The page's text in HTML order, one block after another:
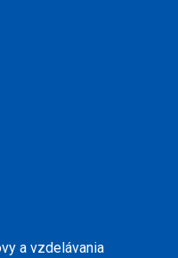
a vzdelávania